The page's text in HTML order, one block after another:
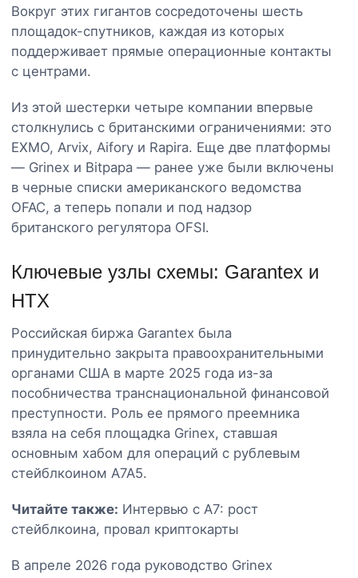
Вокруг этих гигантов сосредоточены шесть
площадок-спутников, каждая из которых
поддерживает прямые операционные контакты
с центрами.
Из этой шестерки четыре компании впервые
столкнулись с британскими ограничениями: это
EXMO, Arvix, Aifory и Rapira. Еще две платформы
— Grinex и Bitpapa — ранее уже были включены
в черные списки американского ведомства
OFAC, а теперь попали и под надзор
британского регулятора OFSI.
Ключевые узлы схемы: Garantex и
HTX
Российская биржа Garantex была
принудительно закрыта правоохранительными
органами США в марте 2025 года из-за
пособничества транснациональной финансовой
преступности. Роль ее прямого преемника
взяла на себя площадка Grinex, ставшая
основным хабом для операций с рублевым
стейблкоином A7A5.
Читайте также: Интервью с A7: рост
стейблкоина, провал криптокарты
В апреле 2026 года руководство Grinex